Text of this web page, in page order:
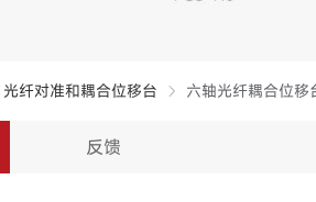
光纤对准和耦合位移台 六轴光纤耦合位移
反馈